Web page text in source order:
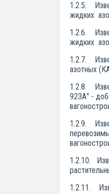
1.2.5.
жидких
1.2.6.
жидких
1.2.7.
азотных
1.2.8.
923А" -
1.2.9.
1.2.10.
1.2.11.